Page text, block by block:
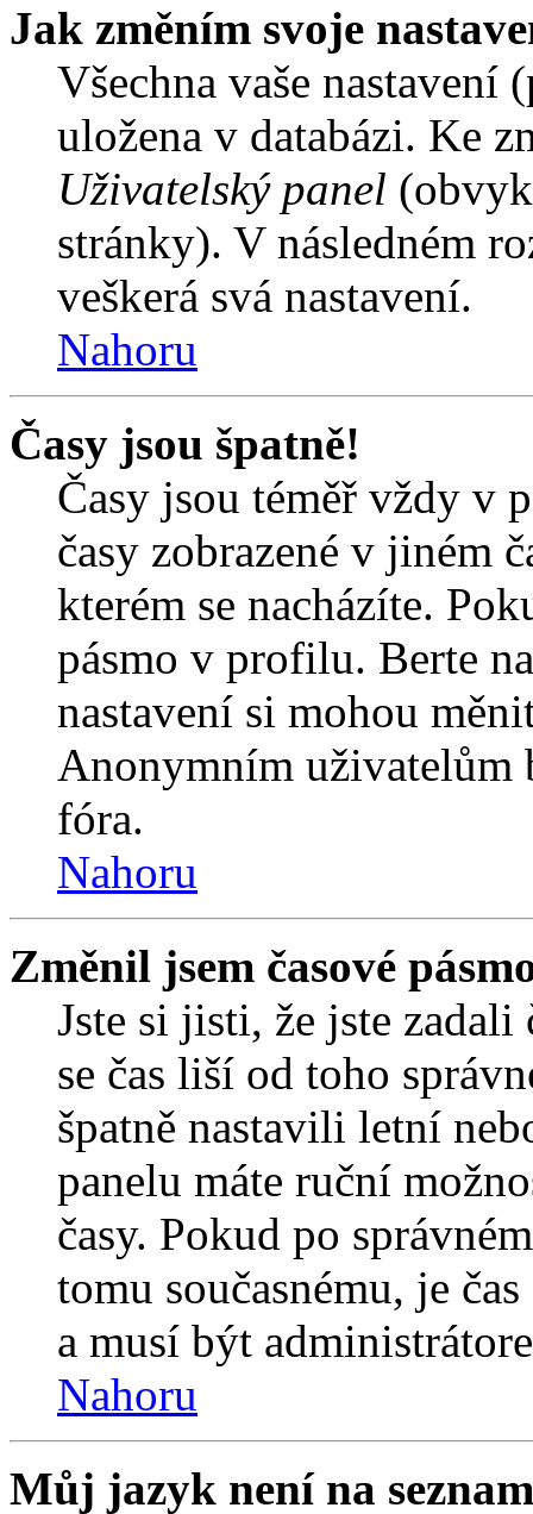
Jak změním svoje
Všechna vaše
uložena v databázi. Ke
Uživatelský panel
stránky). V následném
veškerá svá nastavení.
Nahoru
Časy jsou špatně!
Časy jsou téměř vždy v
časy zobrazené v jiném
kterém se nacházíte.
pásmo v profilu. Berte
nastavení si mohou
Anonymním uživatelům
fóra.
Nahoru
Změnil jsem časové
Jste si jisti, že jste zadali
se čas liší od toho
špatně nastavili letní
panelu máte ruční
časy. Pokud po
tomu současnému, je
a musí být
Nahoru
Můj jazyk není na